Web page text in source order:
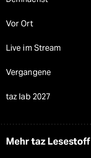
Vor Ort
Live im Stream
Vergangene
taz lab 2027
Mehr taz Lesestoff